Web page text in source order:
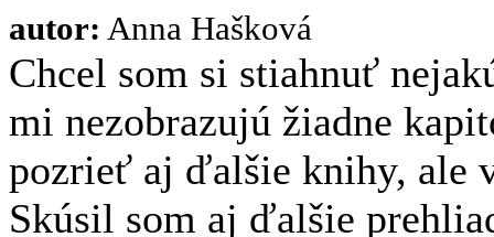
autor: Anna Hašková
Chcel som si stiahnuť
mi nezobrazujú žiadne
pozrieť aj ďalšie knihy, ale
Skúsil som aj ďalšie